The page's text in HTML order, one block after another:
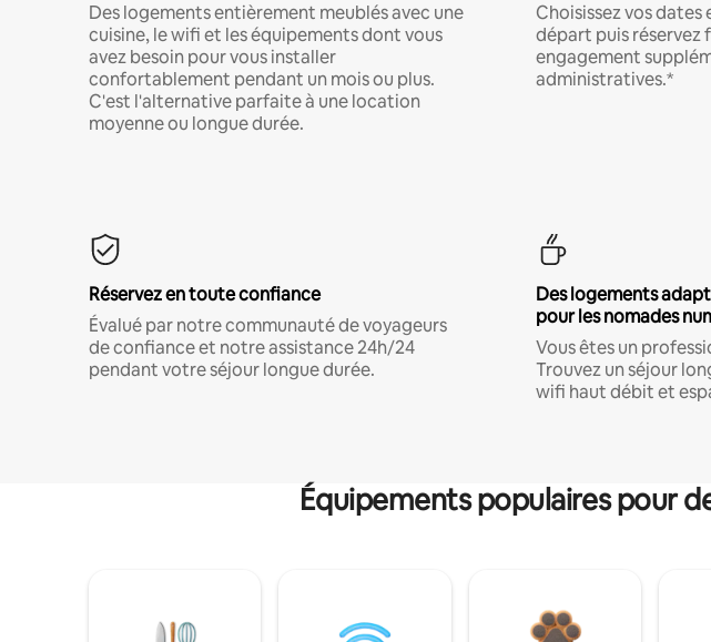
Des logements entièrement meublés avec une
cuisine, le wifi et les équipements dont vous
avez besoin pour vous installer
confortablement pendant un mois ou plus.
C'est l'alternative parfaite à une location
moyenne ou longue durée.
Choisissez vos
départ puis réservez
engagement
administratives.*
Réservez en toute confiance
Évalué par notre communauté de voyageurs
de confiance et notre assistance 24h/24
pendant votre séjour longue durée.
Des logements
pour les nomades
Vous êtes un
Trouvez un séjour
wifi haut débit et
Équipements populaires pour